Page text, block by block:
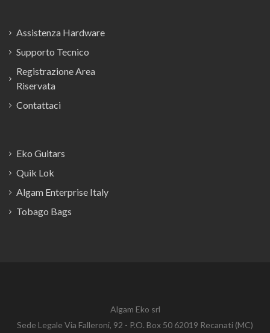
Assistenza Hardware
Supporto Tecnico
Registrazione Area
Riservata
Contattaci
Eko Guitars
Quik Lok
Algam Enterprise Italy
Tobago Bags
Algam Eko srl
Sede Legale Via Falleroni, 92 - P.O. Box 50 62019 Recanati (MC)